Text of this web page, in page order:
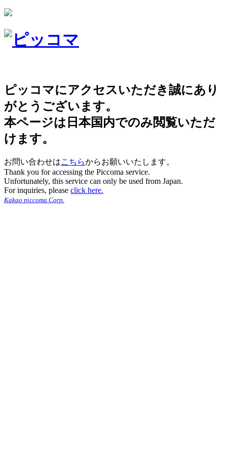
ピッコマにアクセスいただき誠にあり
がとうございます。
本ページは日本国内でのみ閲覧いただ
けます。
お問い合わせはこちらからお願いいたします。
Thank you for accessing the Piccoma service.
Unfortunately, this service can only be used from Japan.
For inquiries, please click here.
Kakao piccoma Corp.